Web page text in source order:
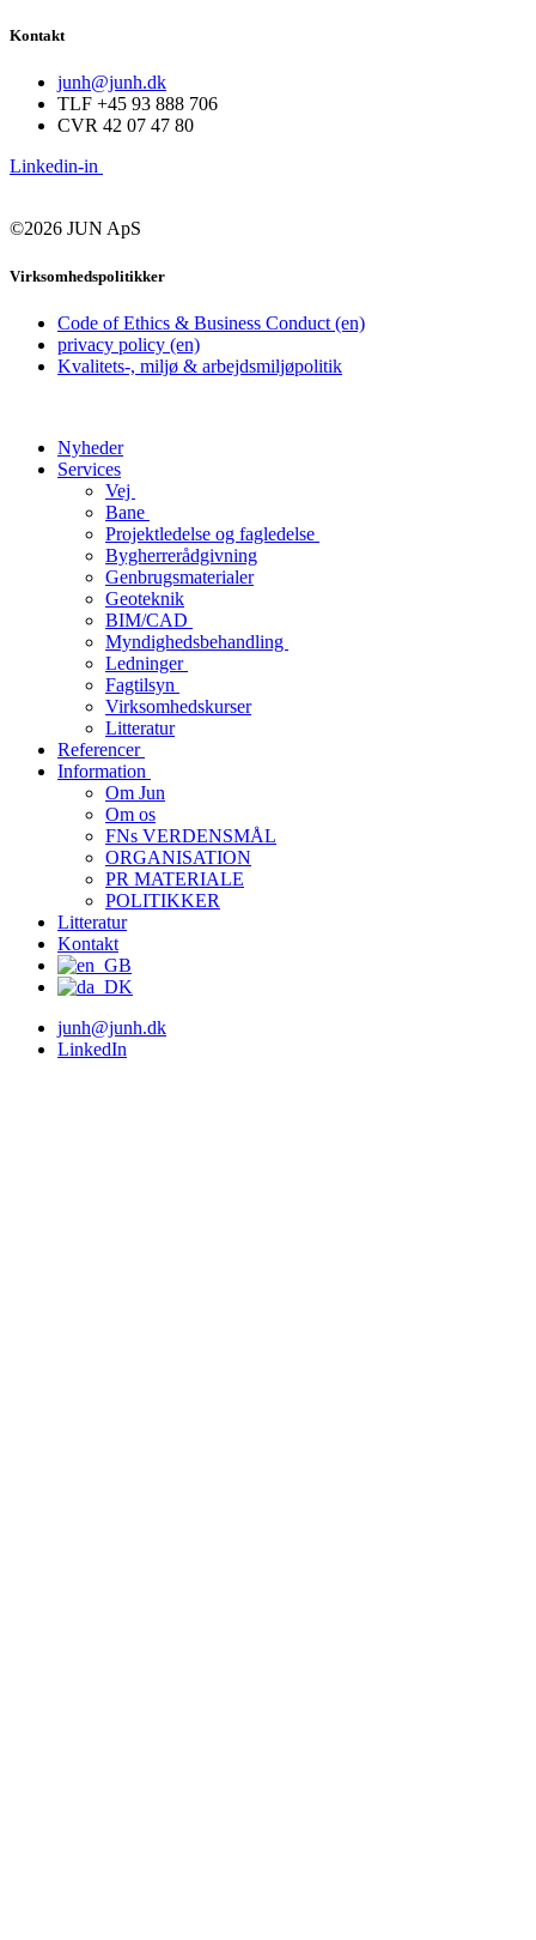
Kontakt
junh@junh.dk
TLF +45 93 888 706
CVR 42 07 47 80
Linkedin-in
©2026 JUN ApS
Virksomhedspolitikker
Code of Ethics & Business Conduct (en)
privacy policy (en)
Kvalitets-, miljø & arbejdsmiljøpolitik
Nyheder
Services
Vej
Bane
Projektledelse og fagledelse
Bygherrerådgivning
Genbrugsmaterialer
Geoteknik
BIM/CAD
Myndighedsbehandling
Ledninger
Fagtilsyn
Virksomhedskurser
Litteratur
Referencer
Information
Om Jun
Om os
FNs VERDENSMÅL
ORGANISATION
PR MATERIALE
POLITIKKER
Litteratur
Kontakt
junh@junh.dk
LinkedIn